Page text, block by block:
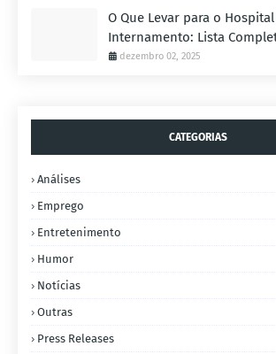
O Que Levar para o
Internamento: Lista
dezembro 02, 2025
CATEGORIAS
Análises
Emprego
Entretenimento
Humor
Notícias
Outras
Press Releases